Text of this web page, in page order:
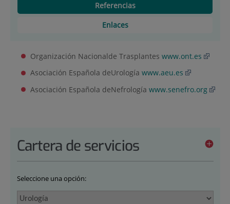
Referencias
Enlaces
Organización Nacionalde Trasplantes www.ont.es
Asociación Española deUrología www.aeu.es
Asociación Española deNefrología www.senefro.org
Cartera de servicios
Seleccione una opción: